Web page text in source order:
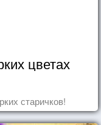
цветах
старичков!